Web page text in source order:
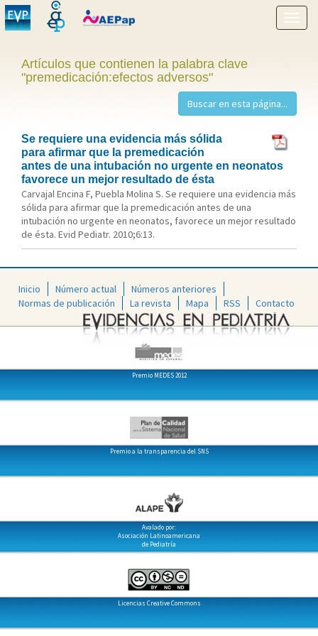
menú
Artículos que contienen la palabra clave
"premedicación:efectos adversos"
Se requiere una evidencia más sólida
para afirmar que la premedicación
antes de una intubación no urgente en neonatos
favorece un mejor resultado de ésta
Carvajal Encina F, Puebla Molina S. Se requiere una evidencia más
sólida para afirmar que la premedicación antes de una
intubación no urgente en neonatos, favorece un mejor resultado
de ésta. Evid Pediatr. 2010;6:13.
Inicio Número actual
Números anteriores
Normas de publicación
La revista Mapa RSS Contacto
Premio MEDES 2012
Premio a la transparencia del SNS
Avalado por:
Asociación Latinoamericana
de Pediatría
Licencias Creative Commons